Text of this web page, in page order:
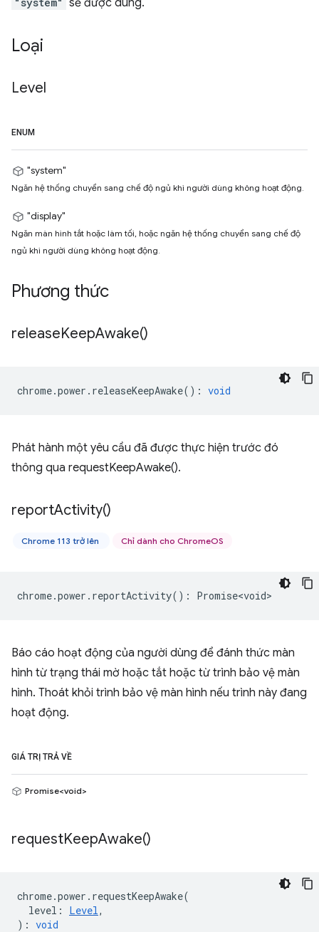
sẽ được dùng.
Loại
Level
ENUM
"system"
Ngăn hệ thống chuyển sang chế độ ngủ khi người dùng không hoạt động.
"display"
Ngăn màn hình tắt hoặc làm tối, hoặc ngăn hệ thống chuyển sang chế độ
ngủ khi người dùng không hoạt động.
Phương thức
releaseKeepAwake()
chrome.power . releaseKeepAwake() : void
Phát hành một yêu cầu đã được thực hiện trước đó
thông qua requestKeepAwake().
reportActivity()
Chrome 113 trở lên Chỉ dành cho ChromeOS
chrome.power . reportActivity() : Promise<void>
Báo cáo hoạt động của người dùng để đánh thức màn
hình từ trạng thái mờ hoặc tắt hoặc từ trình bảo vệ màn
hình. Thoát khỏi trình bảo vệ màn hình nếu trình này đang
hoạt động.
GIÁ TRỊ TRẢ VỀ
Promise<void>
requestKeepAwake()
chrome.power . requestKeepAwake(
level : Level,
) : void